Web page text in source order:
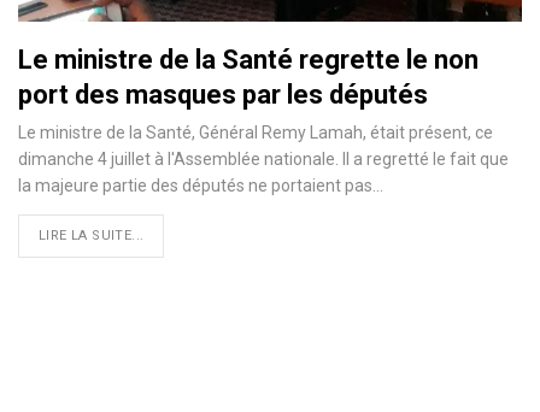
Le ministre de la Santé regrette le non
port des masques par les députés
Le ministre de la Santé, Général Remy Lamah, était présent, ce
dimanche 4 juillet à l'Assemblée nationale. Il a regretté le fait que
la majeure partie des députés ne portaient pas…
LIRE LA SUITE...